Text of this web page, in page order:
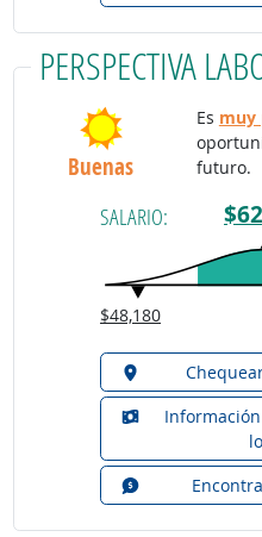
PERSPECTIVA
Buenas
Es muy
futuro.
SALARIO:
$48,180